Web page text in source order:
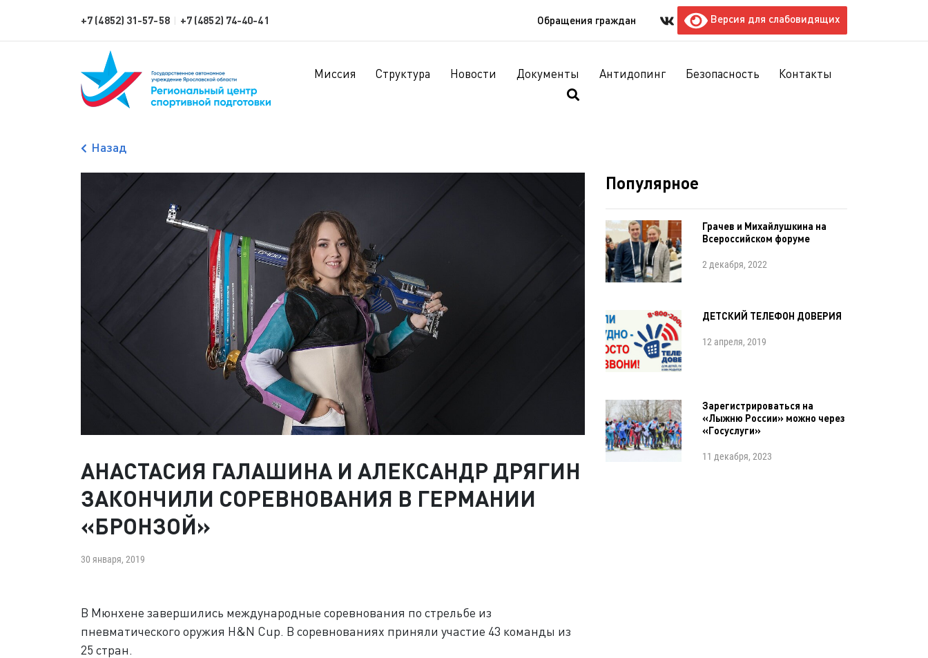
+7 (4852) 31-57-58 | +7 (4852) 74-40-41 Обращения граждан Версия для слабовидящих
Миссия Структура Новости Документы Антидопинг Безопасность Контакты
Назад
АНАСТАСИЯ ГАЛАШИНА И АЛЕКСАНДР ДРЯГИН
ЗАКОНЧИЛИ СОРЕВНОВАНИЯ В ГЕРМАНИИ
«БРОНЗОЙ»
30 января, 2019
В Мюнхене завершились международные соревнования по стрельбе из
пневматического оружия H&N Cup. В соревнованиях приняли участие 43 команды из
25 стран.
Популярное
Грачев и Михайлушкина на
Всероссийском форуме
2 декабря, 2022
ДЕТСКИЙ ТЕЛЕФОН ДОВЕРИЯ
12 апреля, 2019
Зарегистрироваться на
«Лыжню России» можно через
«Госуслуги»
11 декабря, 2023